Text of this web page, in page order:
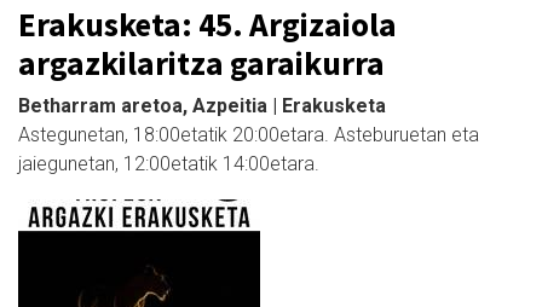
Erakusketa: 45. Argizaiola
argazkilaritza garaikurra
Betharram aretoa, Azpeitia | Erakusketa
Astegunetan, 18:00etatik 20:00etara. Asteburuetan eta
jaiegunetan, 12:00etatik 14:00etara.